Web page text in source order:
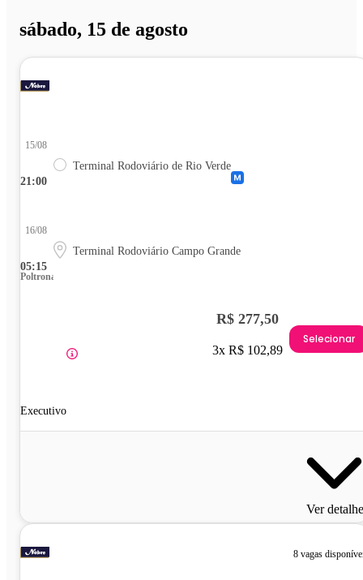
sábado, 15 de agosto
21:00
15/08
Terminal Rodoviário de Rio Verde
05:15
16/08
Terminal Rodoviário Campo Grande
Poltrona
Executivo
R$ 277,50
3x R$ 102,89
Selecionar
Ver
8 vagas